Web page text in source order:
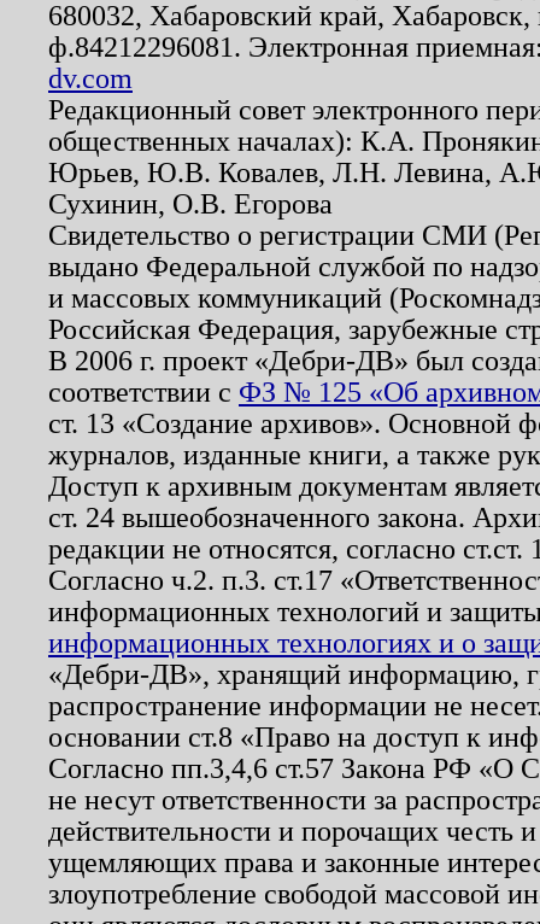
680032, Хабаровский край,
ф.84212296081. Электронная
dv.com
Редакционный совет электронного
общественных началах): К.А.
Юрьев, Ю.В. Ковалев, Л.Н. Левина,
Сухинин, О.В. Егорова
Свидетельство о регистрации СМИ
выдано Федеральной службой по
и массовых коммуникаций
Российская Федерация, зарубежные
В 2006 г. проект «Дебри-ДВ» был
соответствии с ФЗ № 125 «Об
ст. 13 «Создание архивов». Основной
журналов, изданные книги, а также
Доступ к архивным документам
ст. 24 вышеобозначенного закона.
редакции не относятся, согласно
Согласно ч.2. п.3. ст.17
информационных технологий и
информационных технологиях и о
«Дебри-ДВ», хранящий информацию,
распространение информации не
основании ст.8 «Право на доступ к
Согласно пп.3,4,6 ст.57 Закона РФ «О
не несут ответственности за
действительности и порочащих честь
ущемляющих права и законные
злоупотребление свободой массовой